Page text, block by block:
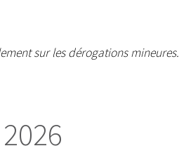
sur les dérogations mineures.